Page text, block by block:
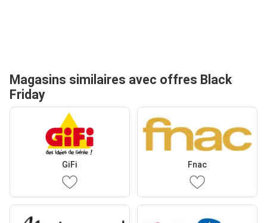
Magasins similaires avec offres Black
Friday
GiFi Fnac